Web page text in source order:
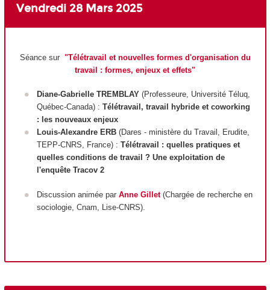
Vendredi 28 Mars 2025
Séance sur "Télétravail et nouvelles formes d'organisation du
travail : formes, enjeux et effets"
Diane-Gabrielle TREMBLAY(Professeure, Université Téluq,
Québec-Canada) : Télétravail, travail hybride et coworking
: les nouveaux enjeux
Louis-Alexandre ERB (Dares - ministère du Travail, Erudite,
TEPP-CNRS, France) : Télétravail : quelles pratiques et
quelles conditions de travail ? Une exploitation de
l'enquête Tracov 2
Discussion animée par Anne Gillet(Chargée de recherche en
sociologie, Cnam, Lise-CNRS).